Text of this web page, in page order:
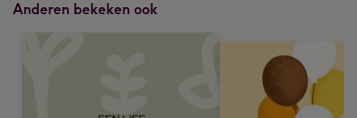
Anderen bekeken ook